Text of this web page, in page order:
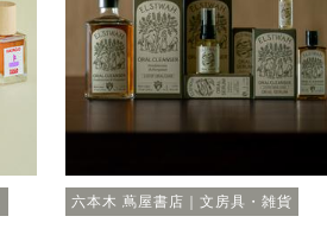
六本木 蔦屋書店｜文房具・雑貨